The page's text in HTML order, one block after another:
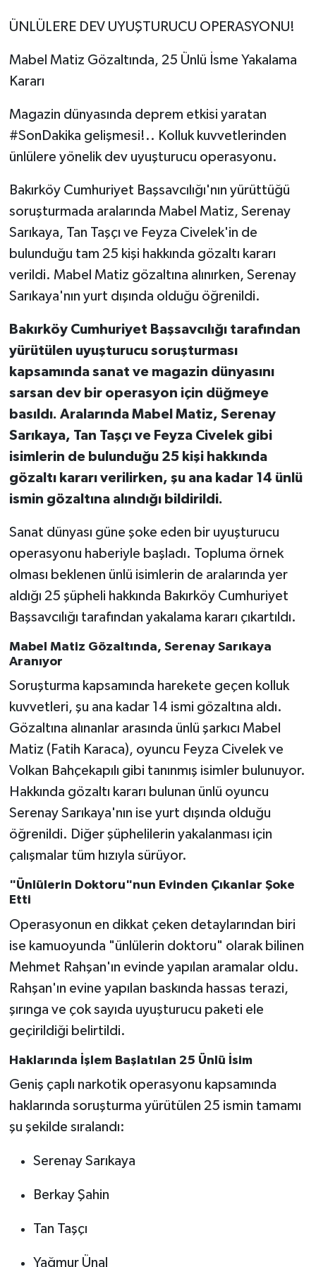
ÜNLÜLERE DEV UYUŞTURUCU OPERASYONU!
Mabel Matiz Gözaltında, 25 Ünlü İsme Yakalama
Kararı
Magazin dünyasında deprem etkisi yaratan
#SonDakika gelişmesi!.. Kolluk kuvvetlerinden
ünlülere yönelik dev uyuşturucu operasyonu.
Bakırköy Cumhuriyet Başsavcılığı'nın yürüttüğü
soruşturmada aralarında Mabel Matiz, Serenay
Sarıkaya, Tan Taşçı ve Feyza Civelek'in de
bulunduğu tam 25 kişi hakkında gözaltı kararı
verildi. Mabel Matiz gözaltına alınırken, Serenay
Sarıkaya'nın yurt dışında olduğu öğrenildi.
Bakırköy Cumhuriyet Başsavcılığı tarafından
yürütülen uyuşturucu soruşturması
kapsamında sanat ve magazin dünyasını
sarsan dev bir operasyon için düğmeye
basıldı. Aralarında Mabel Matiz, Serenay
Sarıkaya, Tan Taşçı ve Feyza Civelek gibi
isimlerin de bulunduğu 25 kişi hakkında
gözaltı kararı verilirken, şu ana kadar 14 ünlü
ismin gözaltına alındığı bildirildi.
Sanat dünyası güne şoke eden bir uyuşturucu
operasyonu haberiyle başladı. Topluma örnek
olması beklenen ünlü isimlerin de aralarında yer
aldığı 25 şüpheli hakkında Bakırköy Cumhuriyet
Başsavcılığı tarafından yakalama kararı çıkartıldı.
Mabel Matiz Gözaltında, Serenay Sarıkaya
Aranıyor
Soruşturma kapsamında harekete geçen kolluk
kuvvetleri, şu ana kadar 14 ismi gözaltına aldı.
Gözaltına alınanlar arasında ünlü şarkıcı Mabel
Matiz (Fatih Karaca), oyuncu Feyza Civelek ve
Volkan Bahçekapılı gibi tanınmış isimler bulunuyor.
Hakkında gözaltı kararı bulunan ünlü oyuncu
Serenay Sarıkaya'nın ise yurt dışında olduğu
öğrenildi. Diğer şüphelilerin yakalanması için
çalışmalar tüm hızıyla sürüyor.
"Ünlülerin Doktoru"nun Evinden Çıkanlar Şoke
Etti
Operasyonun en dikkat çeken detaylarından biri
ise kamuoyunda "ünlülerin doktoru" olarak bilinen
Mehmet Rahşan'ın evinde yapılan aramalar oldu.
Rahşan'ın evine yapılan baskında hassas terazi,
şırınga ve çok sayıda uyuşturucu paketi ele
geçirildiği belirtildi.
Haklarında İşlem Başlatılan 25 Ünlü İsim
Geniş çaplı narkotik operasyonu kapsamında
haklarında soruşturma yürütülen 25 ismin tamamı
şu şekilde sıralandı:
Serenay Sarıkaya
Berkay Şahin
Tan Taşçı
Yağmur Ünal